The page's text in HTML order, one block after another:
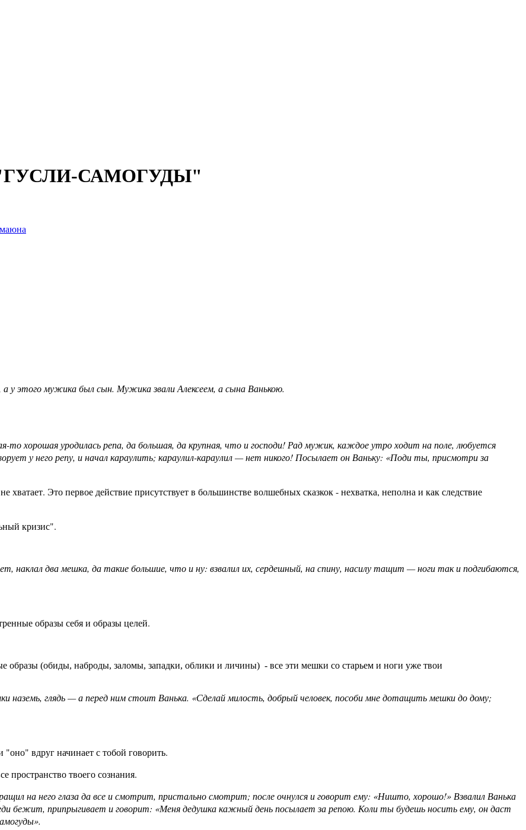
САМОГУДЫ"
у этого мужика был сын. Мужика звали Алексеем, а сына Ванькою.
то хорошая уродилась репа, да большая, да крупная, что и господи! Рад мужик, каждое утро ходит на поле, любуется
у него репу, и начал караулить; караулил-караулил — нет никого! Посылает он Ваньку: «Поди ты, присмотри за
хватает. Это первое действие присутствует в большинстве волшебных сказкок - нехватка, неполна и как следствие
кризис".
наклал два мешка, да такие большие, что и ну: взвалил их, сердешный, на спину, насилу тащит — ноги так и подгибаются,
образы себя и образы целей.
образы (обиды, наброды, заломы, западки, облики и личины) - все эти мешки со старьем и ноги уже твои
глядь — а перед ним стоит Ванька. «Сделай милость, добрый человек, пособи мне дотащить мешки до дому;
вдруг начинает с тобой говорить.
пространство твоего сознания.
на него глаза да все и смотрит, пристально смотрит; после очнулся и говорит ему: «Ништо, хорошо!» Взвалил Ванька
бежит, припрыгивает и говорит: «Меня дедушка кажный день посылает за репою. Коли ты будешь носить ему, он даст